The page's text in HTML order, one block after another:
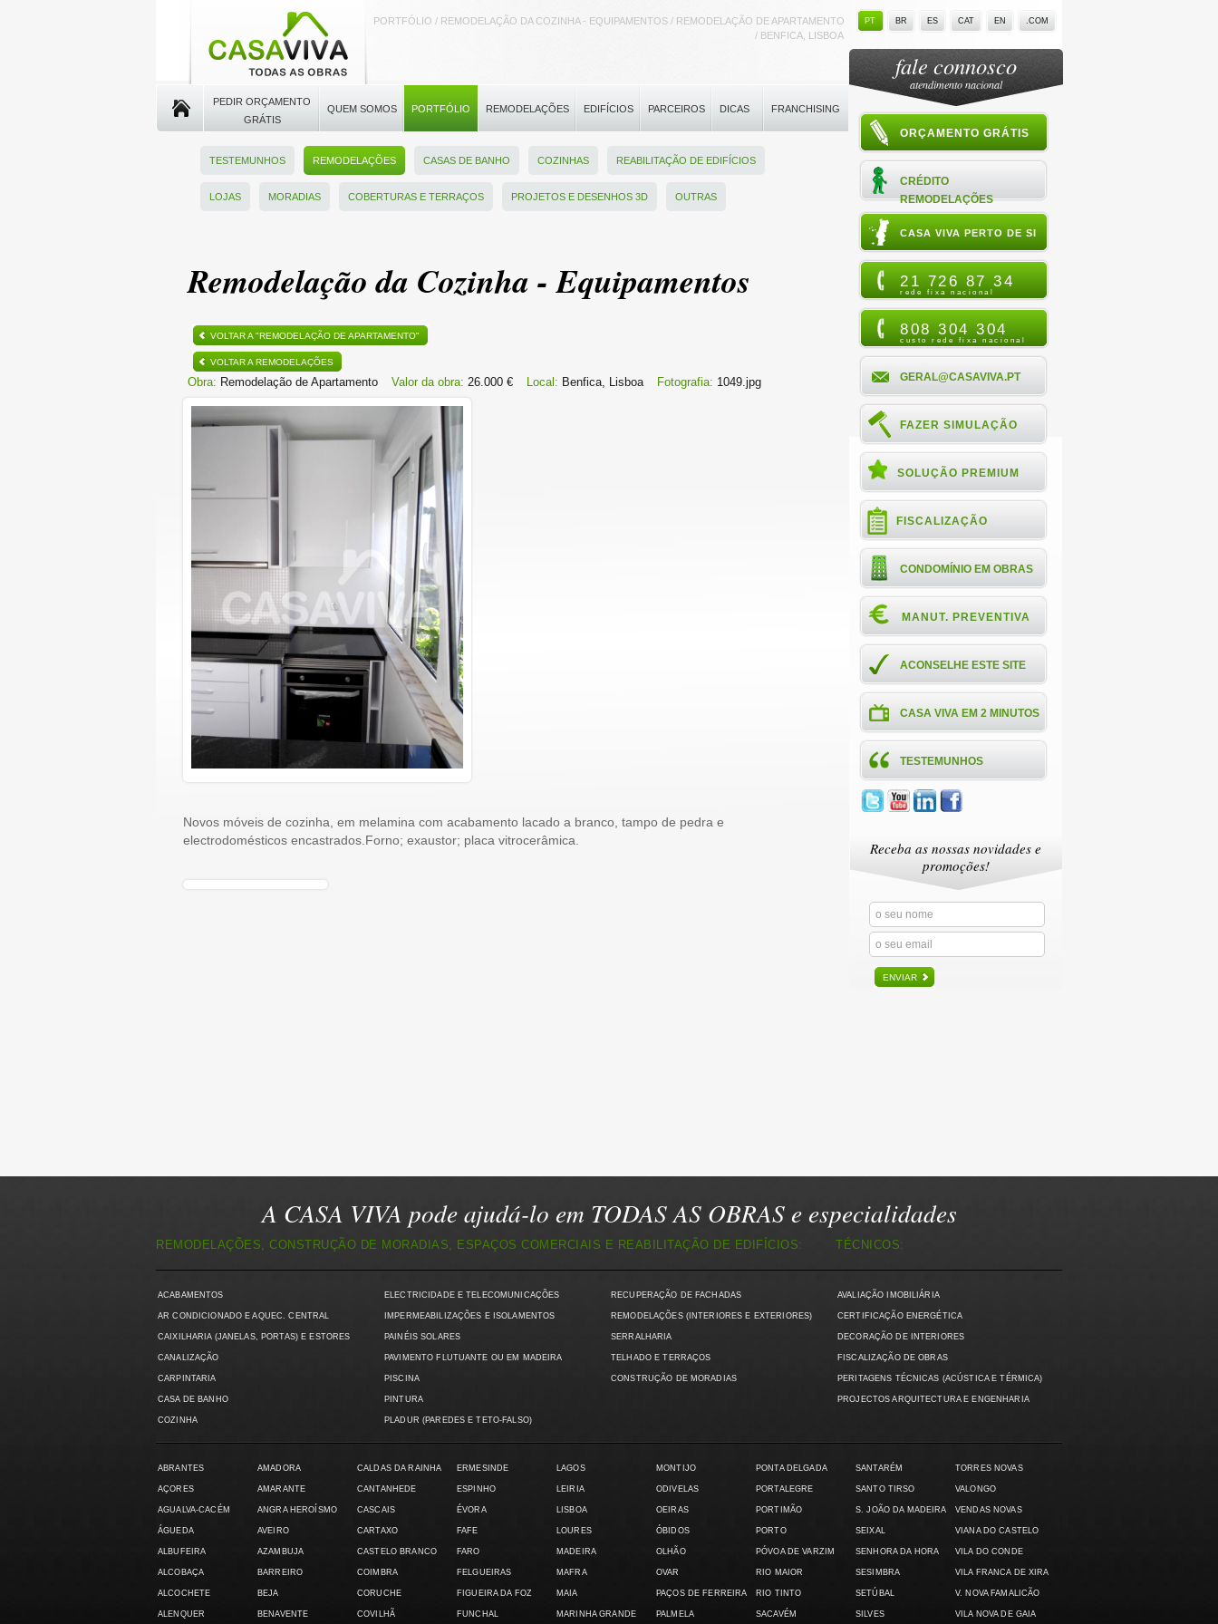
PORTFÓLIO / REMODELAÇÃO DA COZINHA - EQUIPAMENTOS / REMODELAÇÃO DE APARTAMENTO
/ BENFICA, LISBOA
PT BR ES CAT EN .COM
PEDIR ORÇAMENTO
GRÁTIS
QUEM SOMOS PORTFÓLIO REMODELAÇÕES EDIFÍCIOS PARCEIROS DICAS FRANCHISING
TESTEMUNHOS REMODELAÇÕES CASAS DE BANHO COZINHAS REABILITAÇÃO DE EDIFÍCIOS
LOJAS MORADIAS COBERTURAS E TERRAÇOS PROJETOS E DESENHOS 3D OUTRAS
Remodelação da Cozinha - Equipamentos
VOLTAR A "REMODELAÇÃO DE APARTAMENTO"
VOLTAR A REMODELAÇÕES
Obra: Remodelação de Apartamento Valor da obra: 26.000 € Local: Benfica, Lisboa Fotografia: 1049.jpg
Novos móveis de cozinha, em melamina com acabamento lacado a branco, tampo de pedra e
electrodomésticos encastrados.Forno; exaustor; placa vitrocerâmica.
fale connosco
atendimento nacional
ORÇAMENTO GRÁTIS
CRÉDITO
REMODELAÇÕES
CASA VIVA PERTO DE SI
21 726 87 34
rede fixa nacional
808 304 304
custo rede fixa nacional
GERAL@CASAVIVA.PT
FAZER SIMULAÇÃO
SOLUÇÃO PREMIUM
FISCALIZAÇÃO
CONDOMÍNIO EM OBRAS
MANUT. PREVENTIVA
ACONSELHE ESTE SITE
CASA VIVA EM 2 MINUTOS
TESTEMUNHOS
Receba as nossas novidades e
promoções!
ENVIAR
A CASA VIVA pode ajudá-lo em TODAS AS OBRAS e especialidades
REMODELAÇÕES, CONSTRUÇÃO DE MORADIAS, ESPAÇOS COMERCIAIS E REABILITAÇÃO DE EDIFÍCIOS: TÉCNICOS:
ACABAMENTOS
AR CONDICIONADO E AQUEC. CENTRAL
CAIXILHARIA (JANELAS, PORTAS) E ESTORES
CANALIZAÇÃO
CARPINTARIA
CASA DE BANHO
COZINHA
ELECTRICIDADE E TELECOMUNICAÇÕES
IMPERMEABILIZAÇÕES E ISOLAMENTOS
PAINÉIS SOLARES
PAVIMENTO FLUTUANTE OU EM MADEIRA
PISCINA
PINTURA
PLADUR (PAREDES E TETO-FALSO)
RECUPERAÇÃO DE FACHADAS
REMODELAÇÕES (INTERIORES E EXTERIORES)
SERRALHARIA
TELHADO E TERRAÇOS
CONSTRUÇÃO DE MORADIAS
AVALIAÇÃO IMOBILIÁRIA
CERTIFICAÇÃO ENERGÉTICA
DECORAÇÃO DE INTERIORES
FISCALIZAÇÃO DE OBRAS
PERITAGENS TÉCNICAS (ACÚSTICA E TÉRMICA)
PROJECTOS ARQUITECTURA E ENGENHARIA
ABRANTES
AÇORES
AGUALVA-CACÉM
ÁGUEDA
ALBUFEIRA
ALCOBAÇA
ALCOCHETE
ALENQUER
AMADORA
AMARANTE
ANGRA HEROÍSMO
AVEIRO
AZAMBUJA
BARREIRO
BEJA
BENAVENTE
CALDAS DA RAINHA
CANTANHEDE
CASCAIS
CARTAXO
CASTELO BRANCO
COIMBRA
CORUCHE
COVILHÃ
ERMESINDE
ESPINHO
ÉVORA
FAFE
FARO
FELGUEIRAS
FIGUEIRA DA FOZ
FUNCHAL
LAGOS
LEIRIA
LISBOA
LOURES
MADEIRA
MAFRA
MAIA
MARINHA GRANDE
MONTIJO
ODIVELAS
OEIRAS
ÓBIDOS
OLHÃO
OVAR
PAÇOS DE FERREIRA
PALMELA
PONTA DELGADA
PORTALEGRE
PORTIMÃO
PORTO
PÓVOA DE VARZIM
RIO MAIOR
RIO TINTO
SACAVÉM
SANTARÉM
SANTO TIRSO
S. JOÃO DA MADEIRA
SEIXAL
SENHORA DA HORA
SESIMBRA
SETÚBAL
SILVES
TORRES NOVAS
VALONGO
VENDAS NOVAS
VIANA DO CASTELO
VILA DO CONDE
VILA FRANCA DE XIRA
V. NOVA FAMALICÃO
VILA NOVA DE GAIA